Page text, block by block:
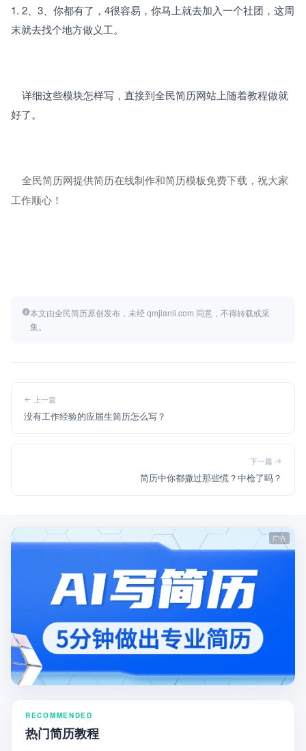
1. 2、3、你都有了，4很容易，你马上就去加入一个社团，这周
末就去找个地方做义工。
好了。
全民简历网提供简历在线制作和简历模板免费下载，祝大家
工作顺心！
本文由全民简历原创发布，未经 qmjianli.com 同意，不得转载或采
集。
上一篇
没有工作经验的应届生简历怎么写？
下一篇
简历中你都撒过那些慌？中枪了吗？
RECOMMENDED
热门简历教程